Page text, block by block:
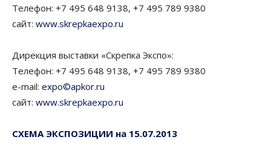
Телефон: +7 495 648 9138, +7 495 789 9380
сайт: www.skrepkaexpo.ru
Дирекция выставки «Скрепка Экспо»:
Телефон: +7 495 648 9138, +7 495 789 9380
e-mail: expo©apkor.ru
сайт: www.skrepkaexpo.ru
СХЕМА ЭКСПОЗИЦИИ на 15.07.2013